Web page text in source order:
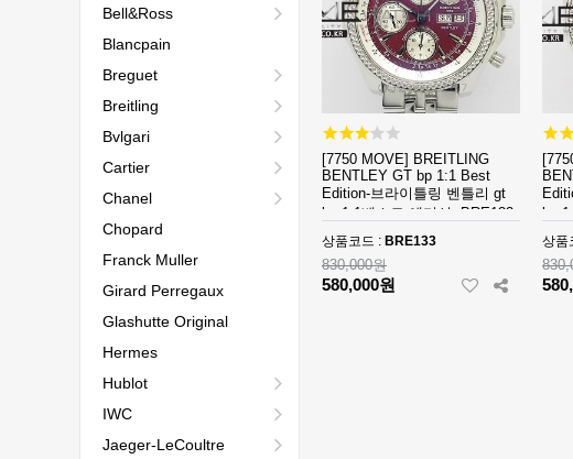
Bell&Ross
Blancpain
Breguet
Breitling
Bvlgari
Cartier
Chanel
Chopard
Franck Muller
Girard Perregaux
Glashutte Original
Hermes
Hublot
IWC
Jaeger-LeCoultre
[7750 MOVE] BREITLING
BENTLEY GT bp 1:1 Best
Edition-브라이틀링 벤틀리 gt
bp 1:1베스트 에디션 -BRE133
상품코드 : BRE133
830,000원
580,000원
bp
상품